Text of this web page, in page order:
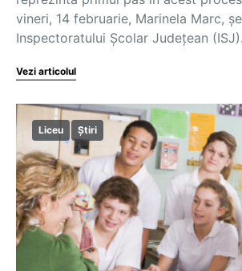
vineri, 14 februarie, Marinela Marc,
Inspectoratului Școlar Județean
Vezi articolul
Liceu Știri